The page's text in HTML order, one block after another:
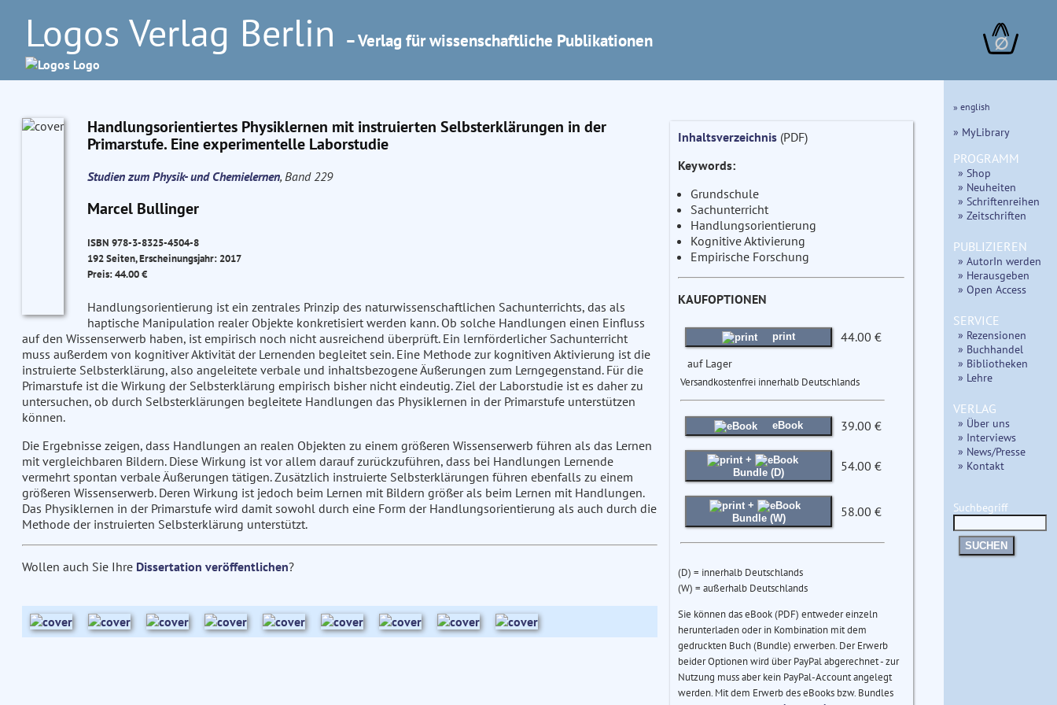
Logos Verlag Berlin – Verlag für wissenschaftliche Publikationen ∅
Handlungsorientiertes Physiklernen mit instruierten Selbsterklärungen in der
Primarstufe. Eine experimentelle Laborstudie
Studien zum Physik- und Chemielernen, Band 229
Marcel Bullinger
ISBN 978-3-8325-4504-8
192 Seiten, Erscheinungsjahr: 2017
Preis: 44.00 €
Handlungsorientierung ist ein zentrales Prinzip des naturwissenschaftlichen Sachunterrichts, das als
haptische Manipulation realer Objekte konkretisiert werden kann. Ob solche Handlungen einen Einfluss
auf den Wissenserwerb haben, ist empirisch noch nicht ausreichend überprüft. Ein lernförderlicher Sachunterricht
muss außerdem von kognitiver Aktivität der Lernenden begleitet sein. Eine Methode zur kognitiven Aktivierung ist die
instruierte Selbsterklärung, also angeleitete verbale und inhaltsbezogene Äußerungen zum Lerngegenstand. Für die
Primarstufe ist die Wirkung der Selbsterklärung empirisch bisher nicht eindeutig. Ziel der Laborstudie ist es daher zu
untersuchen, ob durch Selbsterklärungen begleitete Handlungen das Physiklernen in der Primarstufe unterstützen
können.
Die Ergebnisse zeigen, dass Handlungen an realen Objekten zu einem größeren Wissenserwerb führen als das Lernen
mit vergleichbaren Bildern. Diese Wirkung ist vor allem darauf zurückzuführen, dass bei Handlungen Lernende
vermehrt spontan verbale Äußerungen tätigen. Zusätzlich instruierte Selbsterklärungen führen ebenfalls zu einem
größeren Wissenserwerb. Deren Wirkung ist jedoch beim Lernen mit Bildern größer als beim Lernen mit Handlungen.
Das Physiklernen in der Primarstufe wird damit sowohl durch eine Form der Handlungsorientierung als auch durch die
Methode der instruierten Selbsterklärung unterstützt.
Wollen auch Sie Ihre Dissertation veröffentlichen?
Inhaltsverzeichnis(PDF)
Keywords:
Grundschule
Sachunterricht
Handlungsorientierung
Kognitive Aktivierung
Empirische Forschung
KAUFOPTIONEN
print 44.00 €
auf Lager
Versandkostenfrei innerhalb Deutschlands
eBook 39.00 €
+
Bundle (D)
54.00 €
+
Bundle (W)
58.00 €
(D) = innerhalb Deutschlands
(W) = außerhalb Deutschlands
Sie können das eBook (PDF) entweder einzeln
herunterladen oder in Kombination mit dem
gedruckten Buch (Bundle) erwerben. Der Erwerb
beider Optionen wird über PayPal abgerechnet - zur
Nutzung muss aber kein PayPal-Account angelegt
werden. Mit dem Erwerb des eBooks bzw. Bundles
» english
» MyLibrary
PROGRAMM
» Shop
» Neuheiten
» Schriftenreihen
» Zeitschriften
PUBLIZIEREN
» AutorIn werden
» Herausgeben
» Open Access
SERVICE
» Rezensionen
» Buchhandel
» Bibliotheken
» Lehre
VERLAG
» Über uns
» Interviews
» News/Presse
» Kontakt
Suchbegriff
SUCHEN